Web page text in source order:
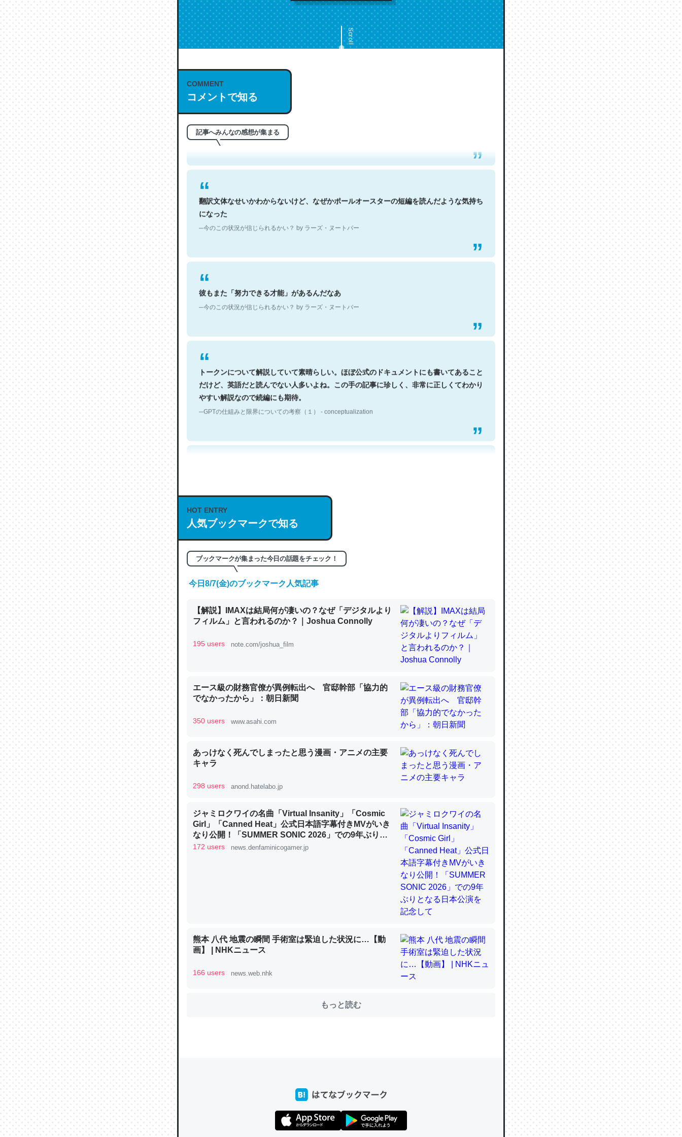
Scroll
COMMENT
コメントで知る
記事へみんなの感想が集まる
これは名文。彼はとてもクレバーなんだろうなと凄く思う。英語少しでも読める人は原文
もお勧め。自分はこの流れ好き。Let’s Fucking Go. Then Covid hit. Shit.
─今のこの状況が信じられるかい？ by ラーズ・ヌートバー
翻訳文体なせいかわからないけど、なぜかポールオースターの短編を読んだような気持ち
になった
─今のこの状況が信じられるかい？ by ラーズ・ヌートバー
彼もまた「努力できる才能」があるんだなあ
─今のこの状況が信じられるかい？ by ラーズ・ヌートバー
トークンについて解説していて素晴らしい。ほぼ公式のドキュメントにも書いてあること
だけど、英語だと読んでない人多いよね。この手の記事に珍しく、非常に正しくてわかり
やすい解説なので続編にも期待。
─GPTの仕組みと限界についての考察（１） - conceptualization
これは良記事。32768トークンだと英語小説100ページ分くらい。小説でいう「ずっと前
の伏線」は回収されないけど、短期記憶というには多い分量。進化すればするほど分かり
やすく強くなりそう
昆虫ってカルシウム少ないのか。知らんかった。調べたらコオロギのカルシウム分はエビ
─ニュース :: 【研究発表】昆虫学の大問題＝「昆虫はなぜ海にいないのか」に関する新仮説
論文では「淡水はカルシウムも酸素も不足してて両方に不利だから両方が拮抗してるので
は」とあって面白い。海にいる鋏角類（カブトガニ・ウミグモ）はカルシウムを使わずキ
これを元に考えるとカルシウムを大量に使う脊椎動物と貝類は苦労してるんだな…。腹足
─ニュース :: 【研究発表】昆虫学の大問題＝「昆虫はなぜ海にいないのか」に関する新仮説
ウチもEchoを実家に置いて４年。でたまに覗いてる。ぼちぼちRingも置こうかと画策
中。あと、Googleマップで位置情報を共有してる。電池残量や充電中かが分かるのでこ
れ見て生きてるなって分かる。
を実質100倍以上に伸ばす効果があるはず……
─たまにLINEするくらいだった遠方の父67歳と僕。ITツール導入でコミュニケーションが劇的に変化し
HOT ENTRY
人気ブックマークで知る
ブックマークが集まった今日の話題をチェック！
今日8/7(金)のブックマーク人気記事
【解説】IMAXは結局何が凄いの？なぜ「デジタルより
フィルム」と言われるのか？｜Joshua Connolly
195 users note.com/joshua_film
エース級の財務官僚が異例転出へ 官邸幹部「協力的
でなかったから」：朝日新聞
350 users www.asahi.com
あっけなく死んでしまったと思う漫画・アニメの主要
キャラ
298 users anond.hatelabo.jp
ジャミロクワイの名曲「Virtual Insanity」「Cosmic
Girl」「Canned Heat」公式日本語字幕付きMVがいき
なり公開！「SUMMER SONIC 2026」での9年ぶりと
なる日本公演を記念して
172 users news.denfaminicogamer.jp
熊本 八代 地震の瞬間 手術室は緊迫した状況に…【動
画】 | NHKニュース
166 users news.web.nhk
もっと読む